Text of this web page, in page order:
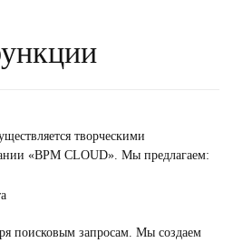
творческими
«BPM CLOUD». Мы предлагаем:
поисковым запросам. Мы создаем